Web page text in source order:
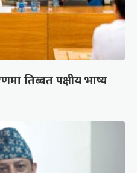
तिब्बत पक्षीय भाष्य